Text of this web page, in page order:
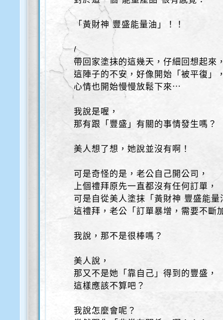
「黃財神 豐盛能量油」！！
/
帶回家塗抹的這幾天，仔細回想起來
這陣子的不安，好像開始「被平復」
心情也開始慢慢放鬆下來⋯
我說是喔，
那有跟「豐盛」有關的事情發生嗎？
美人想了想，她說並沒有啊！
可是奇怪的是，老公自己開公司，
上個禮拜原先一直都沒有任何訂單，
可是自從美人塗抹「黃財神 豐盛能量
這禮拜，老公「訂單暴增，需要不斷
我說，那不是很棒嗎？
美人說，
那又不是她「靠自己」得到的豐盛，
這樣應該不算吧？
我說怎麼會呢？